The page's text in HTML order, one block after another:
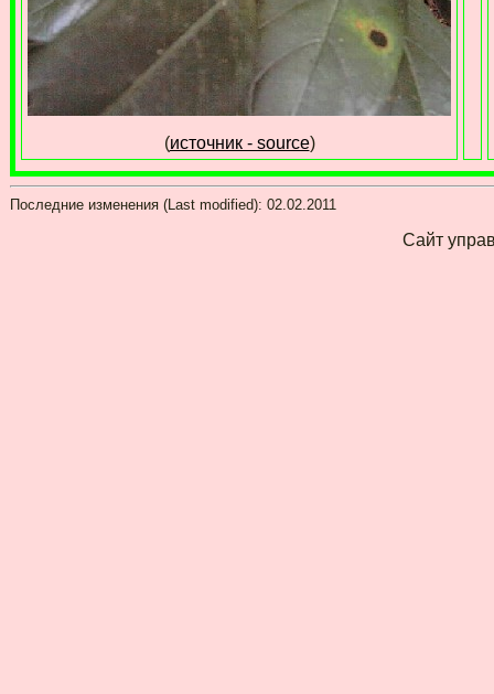
(источник - source)
Последние изменения (Last modified): 02.02.2011
Сайт